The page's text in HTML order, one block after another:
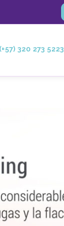
(+57) 320 273 5223